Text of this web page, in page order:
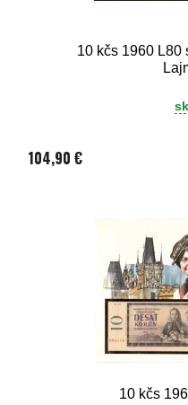
10 kčs 1960 L80
104,90 €
10 kčs